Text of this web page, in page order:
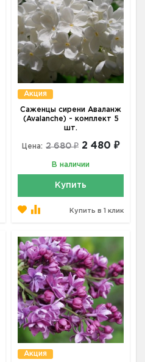
Акция
Саженцы сирени Аваланж
(Avalanche) - комплект 5
шт.
Цена: 2 680 ₽ 2 480 ₽
В наличии
Купить
Купить в 1 клик
Акция